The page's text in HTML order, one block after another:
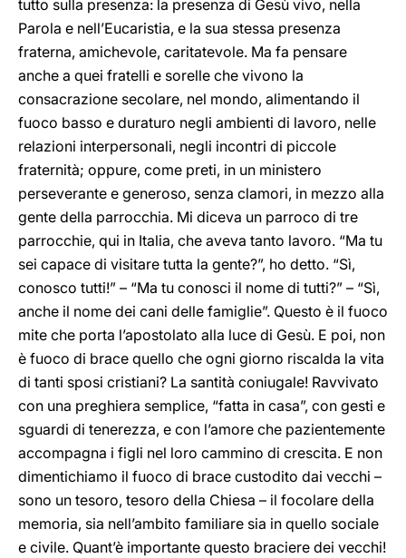
tutto sulla presenza: la presenza di Gesù vivo, nella
Parola e nell’Eucaristia, e la sua stessa presenza
fraterna, amichevole, caritatevole. Ma fa pensare
anche a quei fratelli e sorelle che vivono la
consacrazione secolare, nel mondo, alimentando il
fuoco basso e duraturo negli ambienti di lavoro, nelle
relazioni interpersonali, negli incontri di piccole
fraternità; oppure, come preti, in un ministero
perseverante e generoso, senza clamori, in mezzo alla
gente della parrocchia. Mi diceva un parroco di tre
parrocchie, qui in Italia, che aveva tanto lavoro. “Ma tu
sei capace di visitare tutta la gente?”, ho detto. “Sì,
conosco tutti!” – “Ma tu conosci il nome di tutti?” – “Sì,
anche il nome dei cani delle famiglie”. Questo è il fuoco
mite che porta l’apostolato alla luce di Gesù. E poi, non
è fuoco di brace quello che ogni giorno riscalda la vita
di tanti sposi cristiani? La santità coniugale! Ravvivato
con una preghiera semplice, “fatta in casa”, con gesti e
sguardi di tenerezza, e con l’amore che pazientemente
accompagna i figli nel loro cammino di crescita. E non
dimentichiamo il fuoco di brace custodito dai vecchi –
sono un tesoro, tesoro della Chiesa – il focolare della
memoria, sia nell’ambito familiare sia in quello sociale
e civile. Quant’è importante questo braciere dei vecchi!